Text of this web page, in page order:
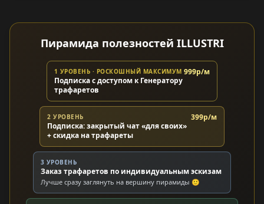
Пирамида полезностей ILLUSTRI
1 УРОВЕНЬ · РОСКОШНЫЙ МАКСИМУМ
Подписка с доступом к Генератору
трафаретов
999р/м
2 УРОВЕНЬ
Подписка: закрытый чат «для своих»
+ скидка на трафареты
399р/м
3 УРОВЕНЬ
Заказ трафаретов по индивидуальным эскизам
Лучше сразу заглянуть на вершину пирамиды 🙂